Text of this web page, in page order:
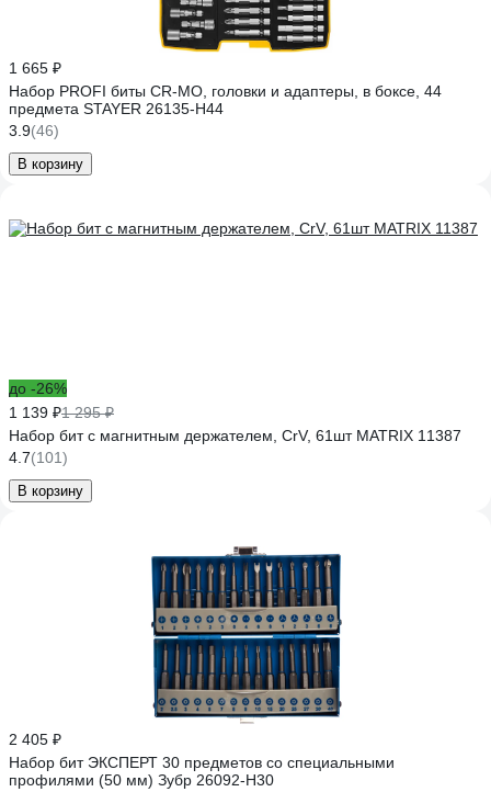
1 665 ₽
Набор PROFI биты CR-MO, головки и адаптеры, в боксе, 44
предмета STAYER 26135-H44
3.9(46)
В корзину
до -26%
1 139 ₽1 295 ₽
Набор бит с магнитным держателем, CrV, 61шт MATRIX 11387
4.7(101)
В корзину
2 405 ₽
Набор бит ЭКСПЕРТ 30 предметов со специальными
профилями (50 мм) Зубр 26092-H30